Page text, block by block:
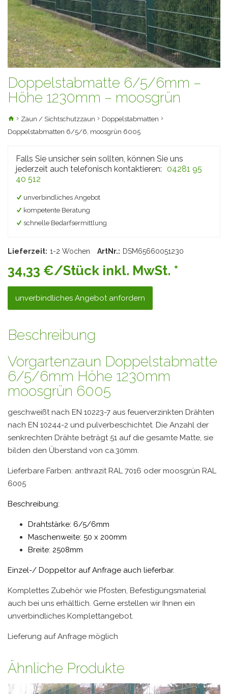
Doppelstabmatte 6/5/6mm –
Höhe 1230mm – moosgrün
Zaun / Sichtschutzzaun
Doppelstabmatten
Doppelstabmatten 6/5/6, moosgrün 6005
Falls Sie unsicher sein sollten, können Sie uns
jederzeit auch telefonisch kontaktieren: 04281 95
40 512
unverbindliches Angebot
kompetente Beratung
schnelle Bedarfsermittlung
Lieferzeit: 1-2 Wochen ArtNr.: DSM65660051230
34,33 €/Stück inkl. MwSt. *
unverbindliches Angebot anfordern
Beschreibung
Vorgartenzaun Doppelstabmatte
6/5/6mm Höhe 1230mm
moosgrün 6005
geschweißt nach EN 10223-7 aus feuerverzinkten Drähten
nach EN 10244-2 und pulverbeschichtet. Die Anzahl der
senkrechten Drähte beträgt 51 auf die gesamte Matte, sie
bilden den Überstand von ca.30mm.
Lieferbare Farben: anthrazit RAL 7016 oder moosgrün RAL
6005
Beschreibung:
Drahtstärke: 6/5/6mm
Maschenweite: 50 x 200mm
Breite: 2508mm
Einzel-/ Doppeltor auf Anfrage auch lieferbar.
Komplettes Zubehör wie Pfosten, Befestigungsmaterial
auch bei uns erhältlich. Gerne erstellen wir Ihnen ein
unverbindliches Komplettangebot.
Lieferung auf Anfrage möglich
Ähnliche Produkte